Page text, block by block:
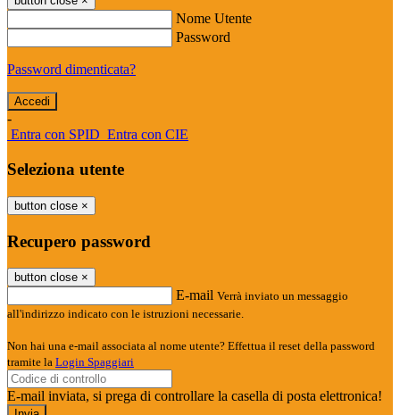
Nome Utente
Password
Password dimenticata?
-
Entra con SPID Entra con CIE
Seleziona utente
button close ×
Recupero password
button close ×
E-mail Verrà inviato un messaggio
all'indirizzo indicato con le istruzioni necessarie.
Non hai una e-mail associata al nome utente? Effettua il reset della password
tramite la Login Spaggiari
E-mail inviata, si prega di controllare la casella di posta elettronica!